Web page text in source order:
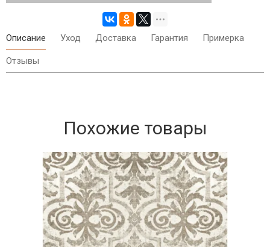
Описание Уход Доставка Гарантия Примерка
Отзывы
Похожие товары